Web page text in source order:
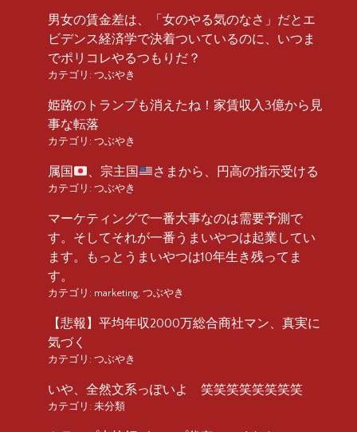
男女の賃金差は、「女のやる気のなさ」だとエ
ビデンス経済学で決着ついているのに、いつま
でポリコレやるつもりだ？
カテゴリ: つぶやき
姫路のトランプも消えたね！家賃収入3億から見
事な転落
カテゴリ: つぶやき
属国 、宗主国 さまから、円高の指示受ける
カテゴリ: つぶやき
マーケティングで一番大事なのは需要予測で
す。そしてそれが一番うまいやつは起業してい
ます。もっとうまいやつは10年生き残ってま
す。
カテゴリ: marketing, つぶやき
【悲報】平均年収2000万総合商社マン、真実に
気づく
カテゴリ: つぶやき
いや、全然文系っぽいよ 笑笑笑笑笑笑笑笑
カテゴリ: 未分類